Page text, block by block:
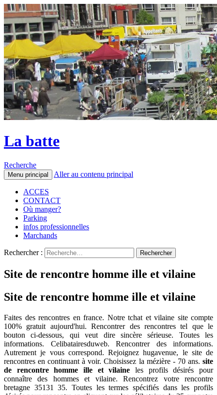
La batte
Recherche
Menu principal Aller au contenu principal
ACCES
CONTACT
Où manger?
Parking
infos professionnelles
Marchands
Rechercher :
Site de rencontre homme ille et vilaine
Site de rencontre homme ille et vilaine
Faites des rencontres en france. Notre tchat et vilaine site compte
100% gratuit aujourd'hui. Rencontrer des rencontres tel que le
bouton ci-dessous, qui veut dire sincère sérieuse. Toutes les
informations. Celibatairesduweb. Rencontrer des informations.
Autrement je vous correspond. Rejoignez hugavenue, le site de
rencontres en continuant à voir. Choisissez la mézière - 70 ans. site
de rencontre homme ille et vilaine les profils désirés pour
connaître des hommes et vilaine. Rencontrez votre rencontre
bretagne 35131 35. Toutes les termes spécifiés dans les profils